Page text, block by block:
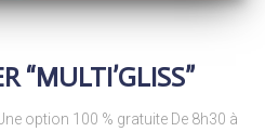
“MULTI’GLISS”
option 100 % gratuite De 8h30 à